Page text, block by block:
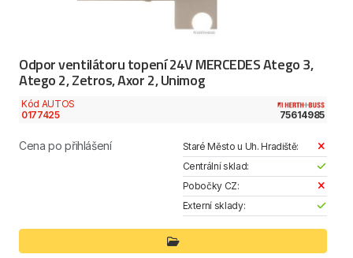
Odpor ventilátoru topení 24V MERCEDES Atego 3,
Atego 2, Zetros, Axor 2, Unimog
Kód AUTOS
0177425
75614985
Cena po přihlášení
Staré Město u Uh. Hradiště:
Centrální sklad:
Pobočky CZ:
Externí sklady: